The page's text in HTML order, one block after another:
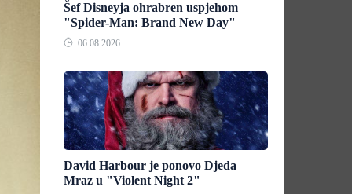
Šef Disneyja ohrabren uspjehom
"Spider-Man: Brand New Day"
06.08.2026.
David Harbour je ponovo Djeda
Mraz u "Violent Night 2"